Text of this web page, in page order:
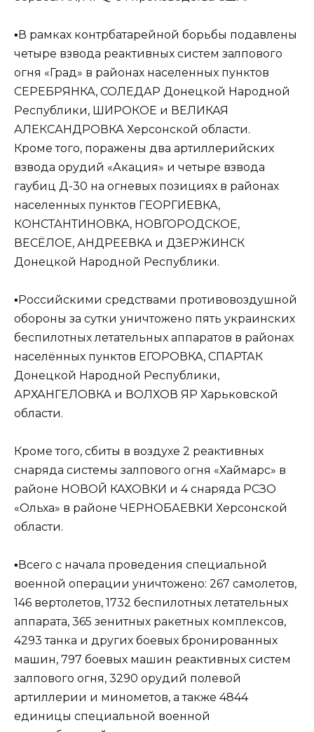
▪️В рамках контрбатарейной борьбы подавлены
четыре взвода реактивных систем залпового
огня «Град» в районах населенных пунктов
СЕРЕБРЯНКА, СОЛЕДАР Донецкой Народной
Республики, ШИРОКОЕ и ВЕЛИКАЯ
АЛЕКСАНДРОВКА Херсонской области.
Кроме того, поражены два артиллерийских
взвода орудий «Акация» и четыре взвода
гаубиц Д-30 на огневых позициях в районах
населенных пунктов ГЕОРГИЕВКА,
КОНСТАНТИНОВКА, НОВГОРОДСКОЕ,
ВЕСЁЛОЕ, АНДРЕЕВКА и ДЗЕРЖИНСК
Донецкой Народной Республики.
▪️Российскими средствами противовоздушной
обороны за сутки уничтожено пять украинских
беспилотных летательных аппаратов в районах
населённых пунктов ЕГОРОВКА, СПАРТАК
Донецкой Народной Республики,
АРХАНГЕЛОВКА и ВОЛХОВ ЯР Харьковской
области.
Кроме того, сбиты в воздухе 2 реактивных
снаряда системы залпового огня «Хаймарс» в
районе НОВОЙ КАХОВКИ и 4 снаряда РСЗО
«Ольха» в районе ЧЕРНОБАЕВКИ Херсонской
области.
▪️Всего с начала проведения специальной
военной операции уничтожено: 267 самолетов,
146 вертолетов, 1732 беспилотных летательных
аппарата, 365 зенитных ракетных комплексов,
4293 танка и других боевых бронированных
машин, 797 боевых машин реактивных систем
залпового огня, 3290 орудий полевой
артиллерии и минометов, а также 4844
единицы специальной военной